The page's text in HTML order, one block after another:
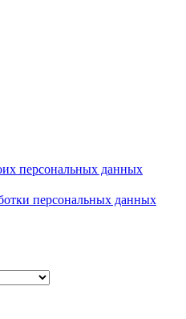
персональных данных
персональных данных